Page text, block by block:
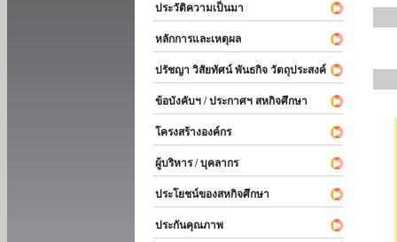
ประวัติความเป็นมา
หลักการและเหตุผล
ปรัชญา วิสัยทัศน์ พันธกิจ วัตถุประสงค์
ข้อบังคับฯ / ประกาศฯ สหกิจศึกษา
โครงสร้างองค์กร
ผู้บริหาร / บุคลากร
ประโยชน์ของสหกิจศึกษา
ประกันคุณภาพ